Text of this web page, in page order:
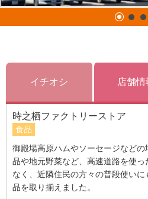
イチオシ 店舗情
時之栖ファクトリーストア
食品
御殿場高原ハムやソーセージなど
品や地元野菜など、高速道路を使
なく、近隣住民の方々の普段使い
品を取り揃えました。